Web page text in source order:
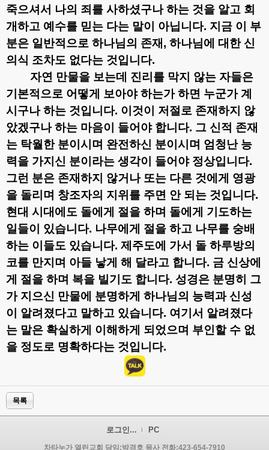
죽으셔서 나의 죄를 사하셨구나 하는 것을 알고 회
개하고 예수를 믿는 다는 말이 아닙니다. 지금 이 부
분은 일반적으로 하나님의 존재 , 하나님에 대한 신
의식 조차도 없다는 것입니다.
자연 만물을 보는데 진리를 막지 않는 자들은
기본적으로 어떻게 보아야 하는가 하면 누군가 계
시구나 하는 것입니다. 이것이 저절로 존재하지 않
았겠구나 하는 마음이 들어야 합니다. 그 신적 존재
는 탁월한 분이시며 완전하신 분이시며 엄청난 능
력을 가지신 분이라는 생각이 들어야 정상입니다.
그런 분은 존재하지 않거나 또는 다른 것에게 영광
을 돌리며 창조자의 지위를 주면 안 되는 것입니다.
현대 시대에도 돌에게 절을 하며 돌에게 기도하는
일들이 있습니다. 나무에게 절을 하고 나무를 숭배
하는 이들도 있습니다. 제주도에 가서 돌 하루방의
코를 만지며 아들 낳게 해 달라고 합니다. 금 신상에
게 절을 하며 복을 빌기도 합니다. 성경은 분명히 그
가 지으신 만물에 분명하게 하나님의 능력과 신성
이 알려졌다고 말하고 있습니다. 여기서 알려졌다
는 말은 확실하게 이해하게 되었으며 부인할 수 없
을 정도로 명확하다는 것입니다.
목록
로그인... PC
차타누가 열린교회 담임:박경호 목사 전화:423-654-7910